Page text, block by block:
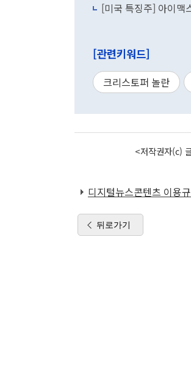
[미국 특징주] 아이맥
[관련키워드]
크리스토퍼 놀란
<저작권자(c)
디지털뉴스콘텐츠 이용
뒤로가기